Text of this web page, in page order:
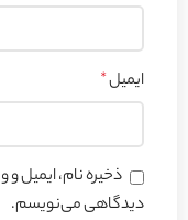
ایمیل*
ذخیره نام، ایمیل و
دیدگاهی می‌نویسم.